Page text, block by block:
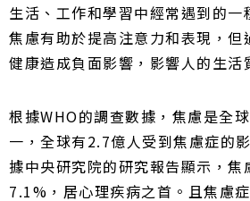
生活、工作和學習中經常遇到的一
焦慮有助於提高注意力和表現，但
健康造成負面影響，影響人的生活
根據WHO的調查數據，焦慮是全
一，全球有2.7億人受到焦慮症的
據中央研究院的研究報告顯示，焦
7.1%，居心理疾病之首。且焦慮